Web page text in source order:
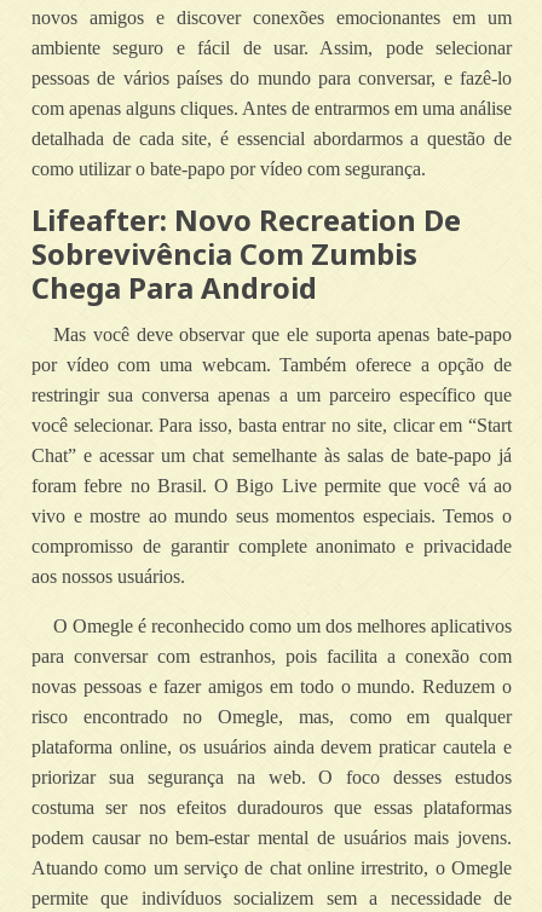
novos amigos e discover conexões emocionantes em um
ambiente seguro e fácil de usar. Assim, pode selecionar
pessoas de vários países do mundo para conversar, e fazê-lo
com apenas alguns cliques. Antes de entrarmos em uma análise
detalhada de cada site, é essencial abordarmos a questão de
como utilizar o bate-papo por vídeo com segurança.
Lifeafter: Novo Recreation De
Sobrevivência Com Zumbis
Chega Para Android
Mas você deve observar que ele suporta apenas bate-papo
por vídeo com uma webcam. Também oferece a opção de
restringir sua conversa apenas a um parceiro específico que
você selecionar. Para isso, basta entrar no site, clicar em “Start
Chat” e acessar um chat semelhante às salas de bate-papo já
foram febre no Brasil. O Bigo Live permite que você vá ao
vivo e mostre ao mundo seus momentos especiais. Temos o
compromisso de garantir complete anonimato e privacidade
aos nossos usuários.
O Omegle é reconhecido como um dos melhores aplicativos
para conversar com estranhos, pois facilita a conexão com
novas pessoas e fazer amigos em todo o mundo. Reduzem o
risco encontrado no Omegle, mas, como em qualquer
plataforma online, os usuários ainda devem praticar cautela e
priorizar sua segurança na web. O foco desses estudos
costuma ser nos efeitos duradouros que essas plataformas
podem causar no bem-estar mental de usuários mais jovens.
Atuando como um serviço de chat online irrestrito, o Omegle
permite que indivíduos socializem sem a necessidade de